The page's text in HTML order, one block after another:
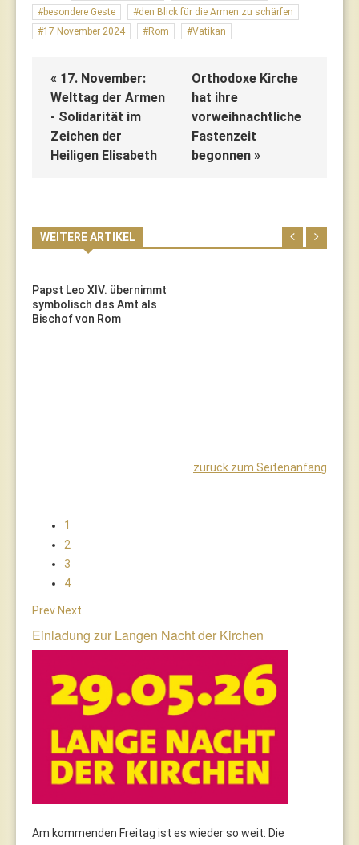
besondere Geste
den Blick für die Armen zu schärfen
17 November 2024
Rom Vatikan
« 17. November:
Welttag der Armen
- Solidarität im
Zeichen der
Heiligen Elisabeth
Orthodoxe Kirche
hat ihre
vorweihnachtliche
Fastenzeit
begonnen »
WEITERE ARTIKEL
Papst Leo XIV. übernimmt
symbolisch das Amt als
Bischof von Rom
zurück zum Seitenanfang
1
2
3
4
Prev Next
Einladung zur Langen Nacht der Kirchen
Am kommenden Freitag ist es wieder so weit: Die